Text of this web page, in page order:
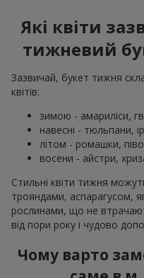
Які квіти
тижневий
Зазвичай, букет тижня
квітів:
зимою - амариліси,
навесні - тюльпани,
літом - ромашки,
восени - айстри,
Стильні квіти тижня
трояндами, аспарагусом,
рослинами, що не
від пори року і чудово
Чому варто